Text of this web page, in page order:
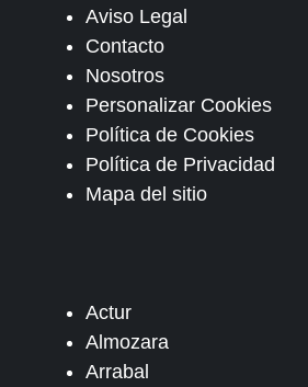
Aviso Legal
Contacto
Nosotros
Personalizar Cookies
Política de Cookies
Política de Privacidad
Mapa del sitio
Actur
Almozara
Arrabal